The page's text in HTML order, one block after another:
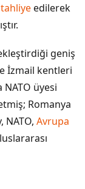
tahliyeedilerek
geniş
İzmail kentleri
üyesi
Romanya
NATO, Avrupa